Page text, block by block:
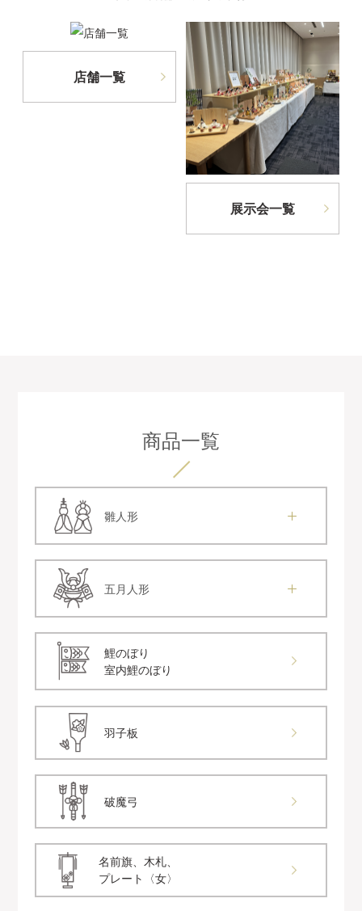
店舗一覧
展示会一覧
商品一覧
雛人形
五月人形
鯉のぼり
室内鯉のぼり
羽子板
破魔弓
名前旗、木札、
プレート〈女〉